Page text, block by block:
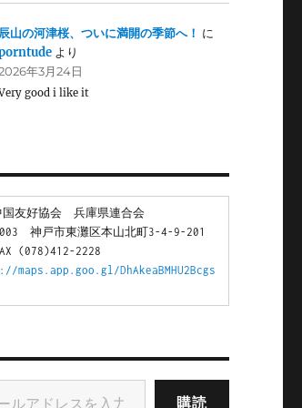
辰山の河津桜、ついに満開の季節へ！ に
より
年3月24日
good i like it
国友好協会　兵庫県連合会
　神戸市東灘区本山北町3-4-9-201
(078)412-2228
maps.app.goo.gl/DhAkeaBMHU2Bcgs
購読